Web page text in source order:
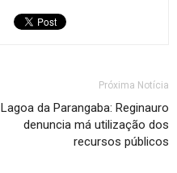
Próxima Notícia
Lagoa da Parangaba: Reginauro
denuncia má utilização dos
recursos públicos